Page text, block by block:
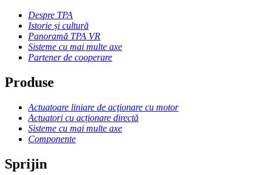
Despre TPA
Istorie și cultură
Panoramă TPA VR
Sisteme cu mai multe axe
Partener de cooperare
Produse
Actuatoare liniare de acţionare cu motor
Actuatori cu acționare directă
Sisteme cu mai multe axe
Componente
Sprijin